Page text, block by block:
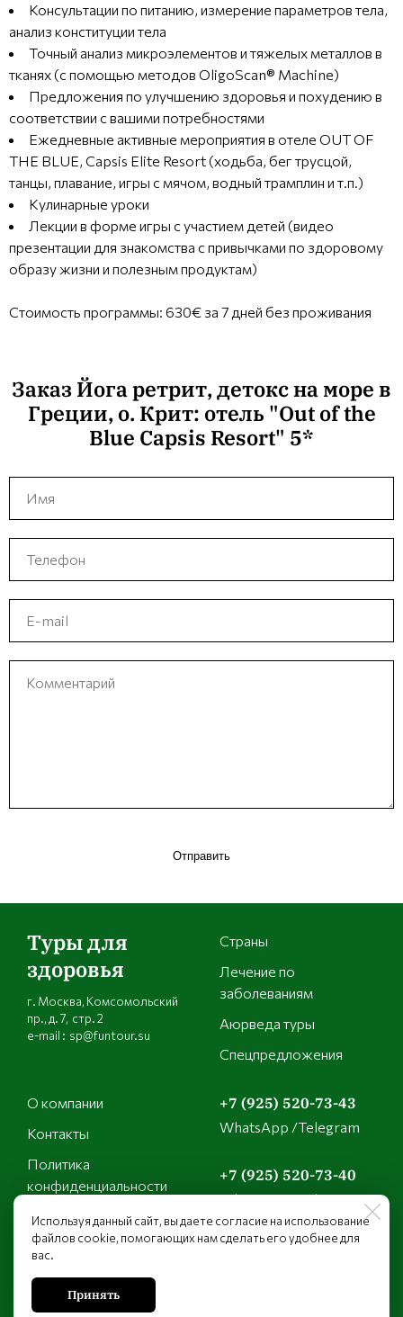
Консультации по питанию, измерение параметров тела,
анализ конституции тела
Точный анализ микроэлементов и тяжелых металлов в
тканях (с помощью методов OligoScan® Machine)
Предложения по улучшению здоровья и похудению в
соответствии с вашими потребностями
Ежедневные активные мероприятия в отеле OUT OF
THE BLUE, Capsis Elite Resort (ходьба, бег трусцой,
танцы, плавание, игры с мячом, водный трамплин и т.п.)
Кулинарные уроки
Лекции в форме игры с участием детей (видео
презентации для знакомства с привычками по здоровому
образу жизни и полезным продуктам)
Cтоимость программы: 630€ за 7 дней без проживания
Заказ Йога ретрит, детокс на море в
Греции, о. Крит: отель "Out of the
Blue Capsis Resort" 5*
Отправить
Туры для
здоровья
г. Москва, Комсомольский
пр., д. 7, стр. 2
e-mail : sp@funtour.su
Страны
Лечение по
заболеваниям
Аюрведа туры
Спецпредложения
О компании
Контакты
Политика
конфиденциальности
+7 (925) 520-73-43
WhatsApp /Telegram
+7 (925) 520-73-40
WhatsApp /Telegram
+7 (925) 149-21-01
Используя данный сайт, вы даете согласие на использование
файлов cookie, помогающих нам сделать его удобнее для
вас.
Принять